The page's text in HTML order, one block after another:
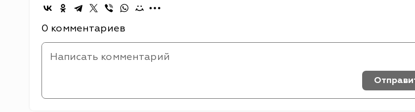
0 комментариев